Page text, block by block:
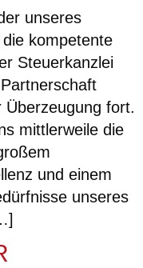
unseres
kompetente
Steuerkanzlei
fort.
mittlerweile die
und einem
unseres